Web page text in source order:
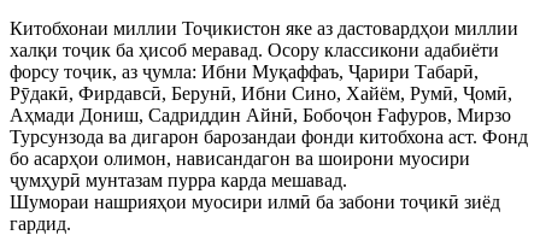
Китобхонаи миллии Тоҷикистон яке аз дастовардҳои миллии
халқи тоҷик ба ҳисоб меравад. Осору классикони адабиёти
форсу тоҷик, аз ҷумла: Ибни Муқаффаъ, Ҷарири Табарӣ,
Рӯдакӣ, Фирдавсӣ, Берунӣ, Ибни Сино, Хайём, Румӣ, Ҷомӣ,
Аҳмади Дониш, Садриддин Айнӣ, Бобоҷон Ғафуров, Мирзо
Турсунзода ва дигарон барозандаи фонди китобхона аст. Фонд
бо асарҳои олимон, нависандагон ва шоирони муосири
ҷумҳурӣ мунтазам пурра карда мешавад.
Шумораи нашрияҳои муосири илмӣ ба забони тоҷикӣ зиёд
гардид.